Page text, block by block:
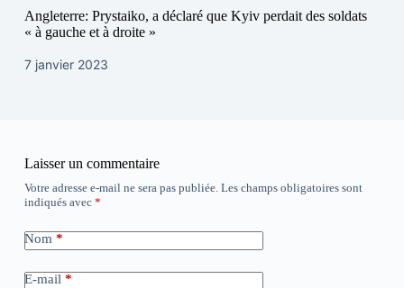
Angleterre: Prystaiko, a déclaré que Kyiv perdait des soldats
« à gauche et à droite »
7 janvier 2023
Laisser un commentaire
Votre adresse e-mail ne sera pas publiée. Les champs obligatoires sont
indiqués avec *
Nom *
E-mail *